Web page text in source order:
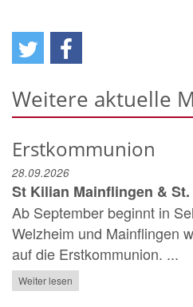
Weitere aktuelle
Erstkommunion
28.09.2026
St Kilian Mainflingen &
Ab September beginnt in
Welzheim und Mainflingen
auf die Erstkommunion. ...
Weiter lesen